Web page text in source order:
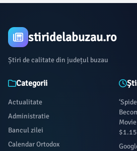
argumentând că mandatul său anterior a
stiridelabuzau.ro
Știri de calitate din județul buzau
Categorii
Actualitate
Administratie
Bancul zilei
Calendar Ortodox